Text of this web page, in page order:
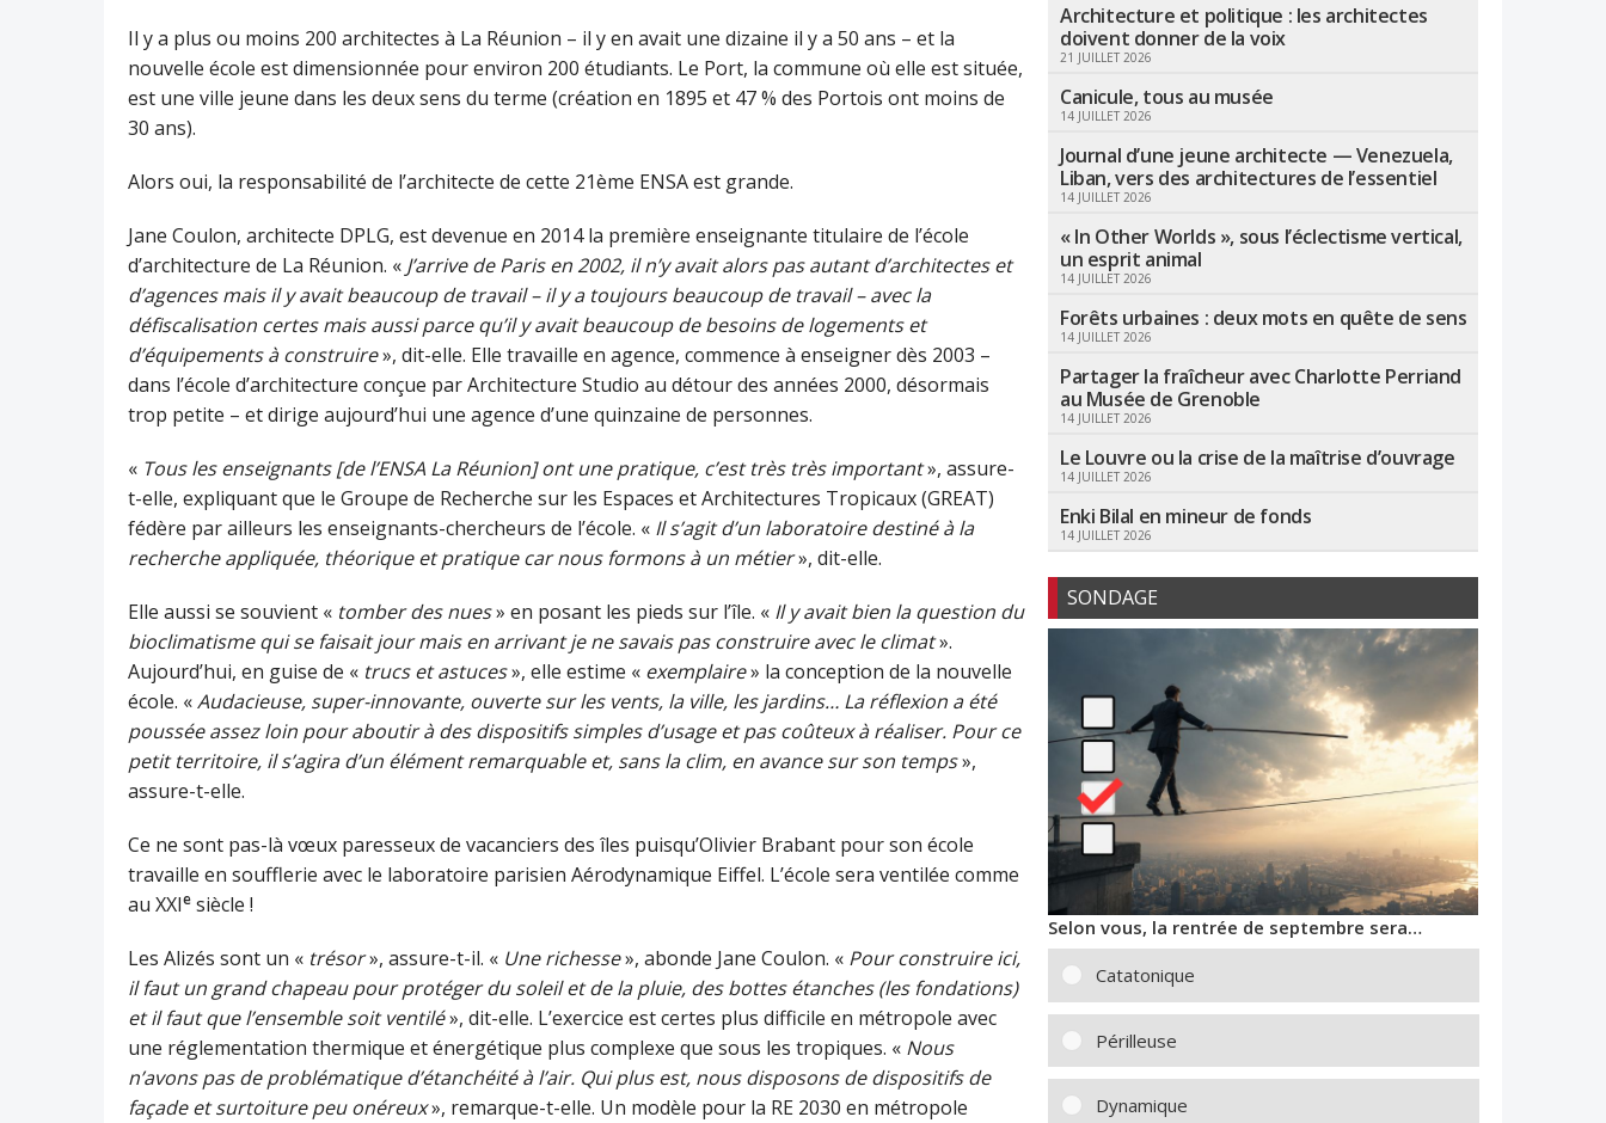
Il y a plus ou moins 200 architectes à La Réunion – il y en avait une dizaine il y a 50 ans – et la
nouvelle école est dimensionnée pour environ 200 étudiants. Le Port, la commune où elle est située,
est une ville jeune dans les deux sens du terme (création en 1895 et 47 % des Portois ont moins de
30 ans).
Alors oui, la responsabilité de l’architecte de cette 21ème ENSA est grande.
Jane Coulon, architecte DPLG, est devenue en 2014 la première enseignante titulaire de l’école
d’architecture de La Réunion. « J’arrive de Paris en 2002, il n’y avait alors pas autant d’architectes et
d’agences mais il y avait beaucoup de travail – il y a toujours beaucoup de travail – avec la
défiscalisation certes mais aussi parce qu’il y avait beaucoup de besoins de logements et
d’équipements à construire», dit-elle. Elle travaille en agence, commence à enseigner dès 2003 –
dans l’école d’architecture conçue par Architecture Studio au détour des années 2000, désormais
trop petite – et dirige aujourd’hui une agence d’une quinzaine de personnes.
« Tous les enseignants [de l’ENSA La Réunion] ont une pratique, c’est très très important», assure-
t-elle, expliquant que le Groupe de Recherche sur les Espaces et Architectures Tropicaux (GREAT)
fédère par ailleurs les enseignants-chercheurs de l’école. « Il s’agit d’un laboratoire destiné à la
recherche appliquée, théorique et pratique car nous formons à un métier», dit-elle.
Elle aussi se souvient « tomber des nues» en posant les pieds sur l’île. « Il y avait bien la question du
bioclimatisme qui se faisait jour mais en arrivant je ne savais pas construire avec le climat».
Aujourd’hui, en guise de « trucs et astuces», elle estime « exemplaire» la conception de la nouvelle
école. «Audacieuse, super-innovante, ouverte sur les vents, la ville, les jardins… La réflexion a été
poussée assez loin pour aboutir à des dispositifs simples d’usage et pas coûteux à réaliser. Pour ce
petit territoire, il s’agira d’un élément remarquable et, sans la clim, en avance sur son temps»,
assure-t-elle.
Ce ne sont pas-là vœux paresseux de vacanciers des îles puisqu’Olivier Brabant pour son école
travaille en soufflerie avec le laboratoire parisien Aérodynamique Eiffel. L’école sera ventilée comme
au XXIe siècle !
Les Alizés sont un « trésor», assure-t-il. « Une richesse», abonde Jane Coulon. « Pour construire ici,
il faut un grand chapeau pour protéger du soleil et de la pluie, des bottes étanches (les fondations)
et il faut que l’ensemble soit ventilé», dit-elle. L’exercice est certes plus difficile en métropole avec
une réglementation thermique et énergétique plus complexe que sous les tropiques. « Nous
n’avons pas de problématique d’étanchéité à l’air. Qui plus est, nous disposons de dispositifs de
façade et surtoiture peu onéreux», remarque-t-elle. Un modèle pour la RE 2030 en métropole
Architecture et politique : les architectes
doivent donner de la voix
21 JUILLET 2026
Canicule, tous au musée
14 JUILLET 2026
Journal d’une jeune architecte — Venezuela,
Liban, vers des architectures de l’essentiel
14 JUILLET 2026
« In Other Worlds », sous l’éclectisme vertical,
un esprit animal
14 JUILLET 2026
Forêts urbaines : deux mots en quête de sens
14 JUILLET 2026
Partager la fraîcheur avec Charlotte Perriand
au Musée de Grenoble
14 JUILLET 2026
Le Louvre ou la crise de la maîtrise d’ouvrage
14 JUILLET 2026
Enki Bilal en mineur de fonds
14 JUILLET 2026
SONDAGE
Selon vous, la rentrée de septembre sera…
Catatonique
Périlleuse
Dynamique